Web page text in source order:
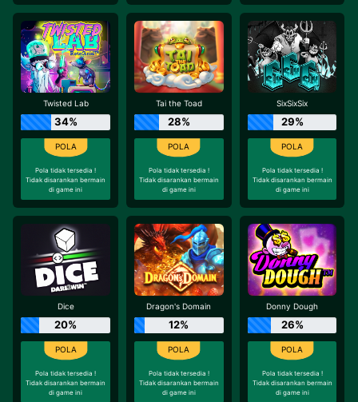
Twisted Lab
34%
Pola tidak tersedia !
Tidak disarankan bermain
di game ini
Tai the Toad
28%
Pola tidak tersedia !
Tidak disarankan bermain
di game ini
SixSixSix
29%
Pola tidak tersedia !
Tidak disarankan bermain
di game ini
Dice
20%
Pola tidak tersedia !
Tidak disarankan bermain
di game ini
Dragon's Domain
12%
Pola tidak tersedia !
Tidak disarankan bermain
di game ini
Donny Dough
26%
Pola tidak tersedia !
Tidak disarankan bermain
di game ini